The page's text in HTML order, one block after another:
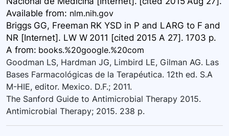
Available from: nlm.nih.gov
Briggs GG, Freeman RK YSD in P and LARG to F and
NR [Internet]. LW W 2011 [cited 2015 A 27]. 1703 p.
A from: books.%20google.%20com
Goodman LS, Hardman JG, Limbird LE, Gilman AG. Las
Bases Farmacológicas de la Terapéutica. 12th ed. S.A
M-HIE, editor. Mexico. D.F.; 2011.
The Sanford Guide to Antimicrobial Therapy 2015.
Antimicrobial Therapy; 2015. 238 p.